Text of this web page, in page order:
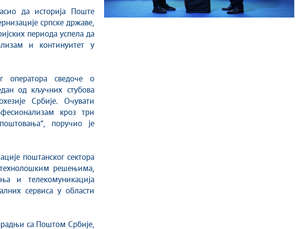
да историја Поште
српске државе,
периода успела да
и континуитет у
оператора сведоче о
од кључних стубова
Србије. Очувати
кроз три
поручио је
поштанског сектора
решењима,
и телекомуникација
сервиса у области
са Поштом Србије,